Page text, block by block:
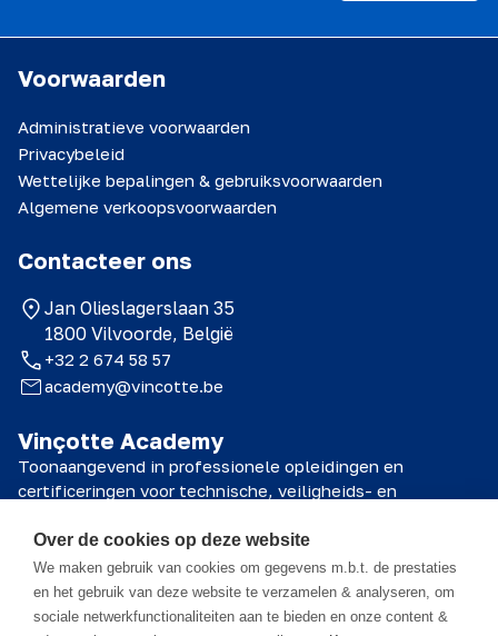
Vinçotte Academy
Toonaangevend in professionele opleidingen en
certificeringen voor technische, veiligheids- en
© 2026 Vinçotte Academy
Voorwaarden
Administratieve voorwaarden
Privacybeleid
Wettelijke bepalingen & gebruiksvoorwaarden
Algemene verkoopsvoorwaarden
Contacteer ons
Jan Olieslagerslaan 35
1800 Vilvoorde, België
+32 2 674 58 57
academy@vincotte.be
Het cursusmateriaal is eigendom van Vinçotte Academy NV en alle
Over de cookies op deze website
We maken gebruik van cookies om gegevens m.b.t. de prestaties
en het gebruik van deze website te verzamelen & analyseren, om
sociale netwerkfunctionaliteiten aan te bieden en onze content &